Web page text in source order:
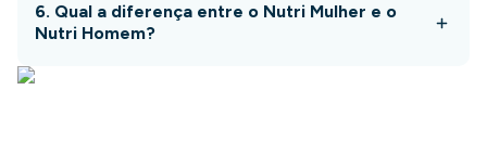
6. Qual a diferença entre o Nutri Mulher e o
Nutri Homem?